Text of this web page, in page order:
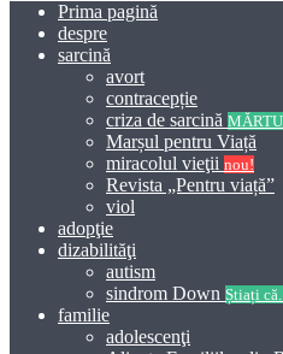
Prima pagină
despre
sarcină
avort
contracepție
criza de sarcină
Marșul pentru Viață
miracolul vieţii nou!
Revista „Pentru viață”
viol
adopţie
dizabilităţi
autism
sindrom Down Știați
familie
adolescenţi